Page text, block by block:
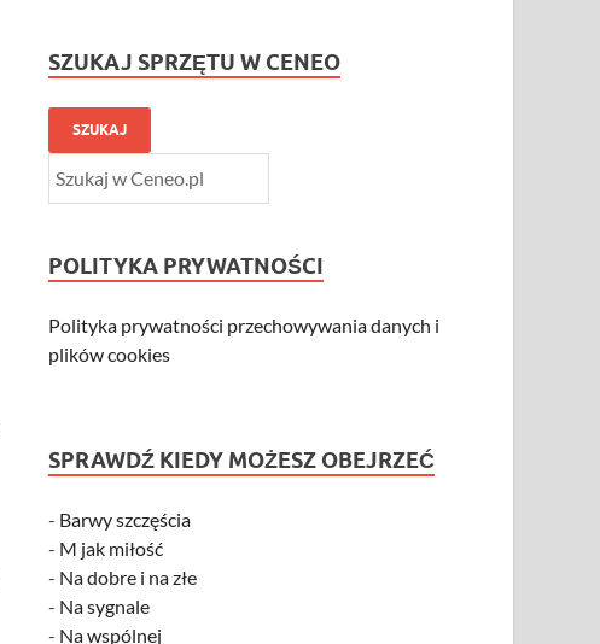
SZUKAJ SPRZĘTU W CENEO
SZUKAJ
POLITYKA PRYWATNOŚCI
Polityka prywatności przechowywania danych i
plików cookies
SPRAWDŹ KIEDY MOŻESZ OBEJRZEĆ
- Barwy szczęścia
- M jak miłość
- Na dobre i na złe
- Na sygnale
- Na wspólnej